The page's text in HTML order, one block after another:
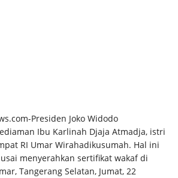
Presiden Joko Widodo
Ibu Karlinah Djaja Atmadja, istri
RI Umar Wirahadikusumah. Hal ini
menyerahkan sertifikat wakaf di
Tangerang Selatan, Jumat, 22